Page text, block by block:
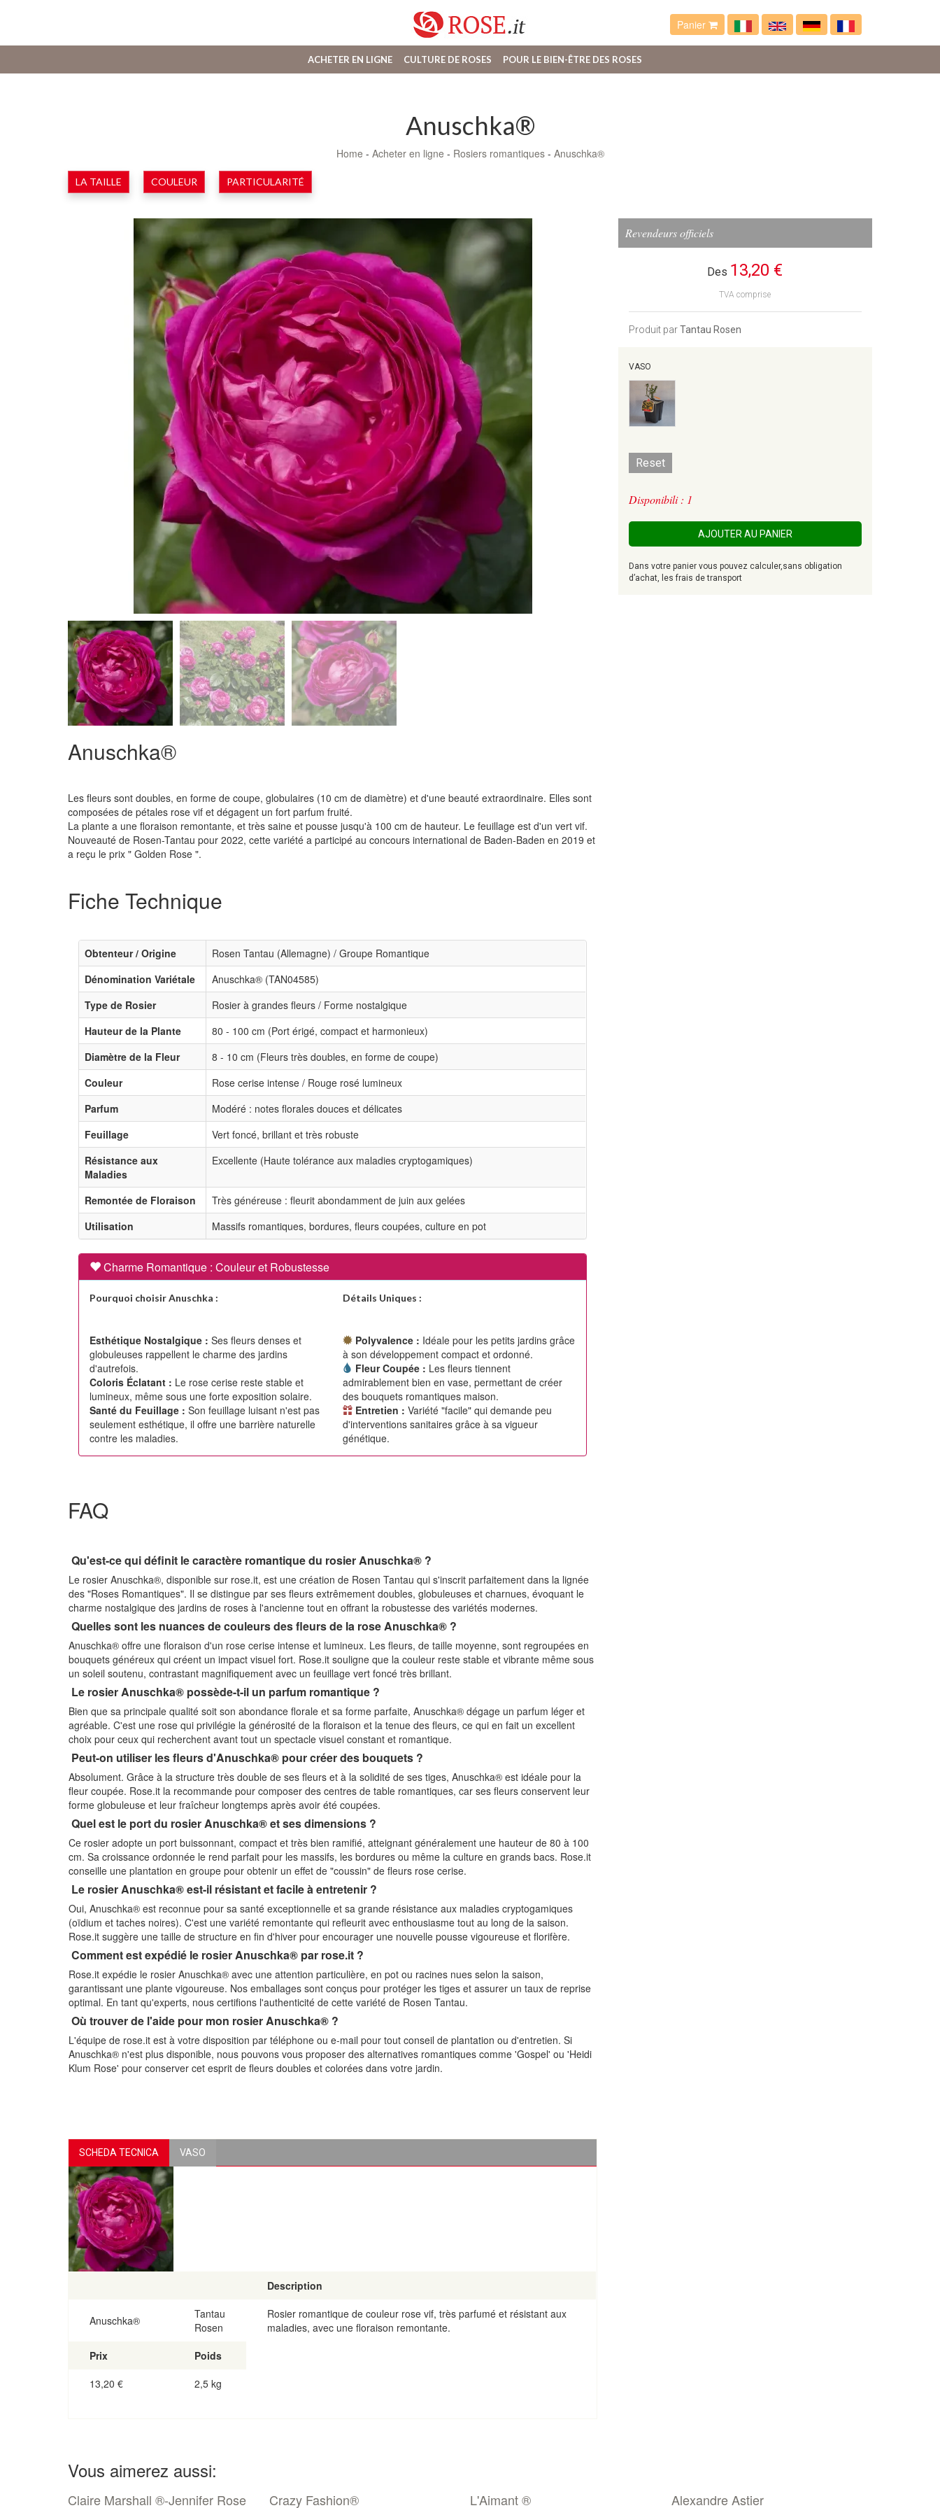
Panier
ACHETER EN LIGNE CULTURE DE ROSES POUR LE BIEN-ÊTRE DES ROSES
Anuschka®
Home - Acheter en ligne - Rosiers romantiques - Anuschka®
LA TAILLE COULEUR PARTICULARITÉ
Anuschka®
Les fleurs sont doubles, en forme de coupe, globulaires (10 cm de diamètre) et d'une beauté extraordinaire. Elles sont
composées de pétales rose vif et dégagent un fort parfum fruité.
La plante a une floraison remontante, et très saine et pousse jusqu'à 100 cm de hauteur. Le feuillage est d'un vert vif.
Nouveauté de Rosen-Tantau pour 2022, cette variété a participé au concours international de Baden-Baden en 2019 et
a reçu le prix " Golden Rose ".
Fiche Technique
Obtenteur / Origine
Rosen Tantau (Allemagne) / Groupe Romantique
Dénomination Variétale
Anuschka® (TAN04585)
Type de Rosier
Rosier à grandes fleurs / Forme nostalgique
Hauteur de la Plante
80 - 100 cm (Port érigé, compact et harmonieux)
Diamètre de la Fleur
8 - 10 cm (Fleurs très doubles, en forme de coupe)
Couleur
Rose cerise intense / Rouge rosé lumineux
Parfum
Modéré : notes florales douces et délicates
Feuillage
Vert foncé, brillant et très robuste
Résistance aux
Maladies
Excellente (Haute tolérance aux maladies cryptogamiques)
Remontée de Floraison
Très généreuse : fleurit abondamment de juin aux gelées
Utilisation
Massifs romantiques, bordures, fleurs coupées, culture en pot
Charme Romantique : Couleur et Robustesse
Pourquoi choisir Anuschka :
Esthétique Nostalgique : Ses fleurs denses et
globuleuses rappellent le charme des jardins
d'autrefois.
Coloris Éclatant : Le rose cerise reste stable et
lumineux, même sous une forte exposition solaire.
Santé du Feuillage : Son feuillage luisant n'est pas
seulement esthétique, il offre une barrière naturelle
contre les maladies.
Détails Uniques :
Polyvalence : Idéale pour les petits jardins grâce
à son développement compact et ordonné.
Fleur Coupée : Les fleurs tiennent
admirablement bien en vase, permettant de créer
des bouquets romantiques maison.
Entretien : Variété "facile" qui demande peu
d'interventions sanitaires grâce à sa vigueur
génétique.
FAQ
Qu'est-ce qui définit le caractère romantique du rosier Anuschka® ?
Le rosier Anuschka®, disponible sur rose.it, est une création de Rosen Tantau qui s'inscrit parfaitement dans la lignée
des "Roses Romantiques". Il se distingue par ses fleurs extrêmement doubles, globuleuses et charnues, évoquant le
charme nostalgique des jardins de roses à l'ancienne tout en offrant la robustesse des variétés modernes.
Quelles sont les nuances de couleurs des fleurs de la rose Anuschka® ?
Anuschka® offre une floraison d'un rose cerise intense et lumineux. Les fleurs, de taille moyenne, sont regroupées en
bouquets généreux qui créent un impact visuel fort. Rose.it souligne que la couleur reste stable et vibrante même sous
un soleil soutenu, contrastant magnifiquement avec un feuillage vert foncé très brillant.
Le rosier Anuschka® possède-t-il un parfum romantique ?
Bien que sa principale qualité soit son abondance florale et sa forme parfaite, Anuschka® dégage un parfum léger et
agréable. C'est une rose qui privilégie la générosité de la floraison et la tenue des fleurs, ce qui en fait un excellent
choix pour ceux qui recherchent avant tout un spectacle visuel constant et romantique.
Peut-on utiliser les fleurs d'Anuschka® pour créer des bouquets ?
Absolument. Grâce à la structure très double de ses fleurs et à la solidité de ses tiges, Anuschka® est idéale pour la
fleur coupée. Rose.it la recommande pour composer des centres de table romantiques, car ses fleurs conservent leur
forme globuleuse et leur fraîcheur longtemps après avoir été coupées.
Quel est le port du rosier Anuschka® et ses dimensions ?
Ce rosier adopte un port buissonnant, compact et très bien ramifié, atteignant généralement une hauteur de 80 à 100
cm. Sa croissance ordonnée le rend parfait pour les massifs, les bordures ou même la culture en grands bacs. Rose.it
conseille une plantation en groupe pour obtenir un effet de "coussin" de fleurs rose cerise.
Le rosier Anuschka® est-il résistant et facile à entretenir ?
Oui, Anuschka® est reconnue pour sa santé exceptionnelle et sa grande résistance aux maladies cryptogamiques
(oïdium et taches noires). C'est une variété remontante qui refleurit avec enthousiasme tout au long de la saison.
Rose.it suggère une taille de structure en fin d'hiver pour encourager une nouvelle pousse vigoureuse et florifère.
Comment est expédié le rosier Anuschka® par rose.it ?
Rose.it expédie le rosier Anuschka® avec une attention particulière, en pot ou racines nues selon la saison,
garantissant une plante vigoureuse. Nos emballages sont conçus pour protéger les tiges et assurer un taux de reprise
optimal. En tant qu'experts, nous certifions l'authenticité de cette variété de Rosen Tantau.
Où trouver de l'aide pour mon rosier Anuschka® ?
L'équipe de rose.it est à votre disposition par téléphone ou e-mail pour tout conseil de plantation ou d'entretien. Si
Anuschka® n'est plus disponible, nous pouvons vous proposer des alternatives romantiques comme 'Gospel' ou 'Heidi
Klum Rose' pour conserver cet esprit de fleurs doubles et colorées dans votre jardin.
Revendeurs officiels
Des 13,20 €
TVA comprise
Produit parTantau Rosen
VASO
Reset
Disponibili : 1
AJOUTER AU PANIER
Dans votre panier vous pouvez calculer,sans obligation
d’achat, les frais de transport
SCHEDA TECNICA VASO
Description
Anuschka®
Tantau
Rosen
Rosier romantique de couleur rose vif, très parfumé et résistant aux
maladies, avec une floraison remontante.
Prix
Poids
13,20 € 2,5 kg
Vous aimerez aussi:
Claire Marshall ®-Jennifer Rose Crazy Fashion® L'Aimant ® Alexandre Astier